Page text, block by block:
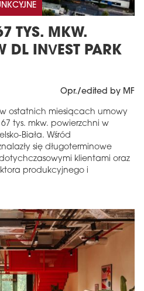
TYS. MKW.
DL INVEST PARK
Opr./edited by MF
w ostatnich miesiącach umowy
tys. mkw. powierzchni w
Biała. Wśród
się długoterminowe
klientami oraz
produkcyjnego i